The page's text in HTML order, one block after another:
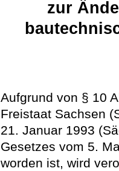
zur
Aufgrund von § 10
Freistaat Sachsen
21. Januar 1993
Gesetzes vom 5.
worden ist, wird